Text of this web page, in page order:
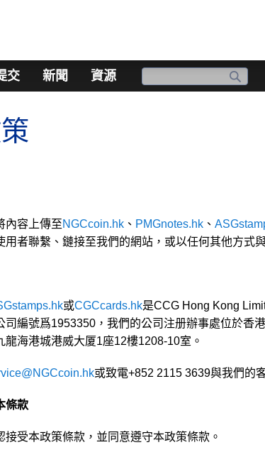
交 新聞 資源
內容上傳至NGCcoin.hk 、 PMGnotes.hk 、
者聯繫、鏈接至我們的網站，或以任何其他方式
或CGCcards.hk是CCG Hong Kong
司編號爲1953350，我們的公司注册辦事處位於香
海港城港威大厦1座12樓1208-10室。
或致電+852 2115 3639與我們的
條款
受本政策條款，並同意遵守本政策條款。